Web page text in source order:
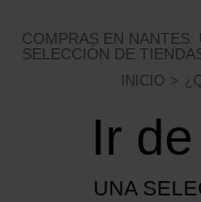
content
COMPRAS EN NANTES:
SELECCIÓN DE
INICIO
Ir
UNA